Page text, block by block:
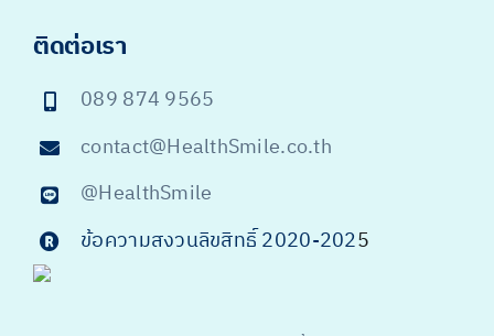
ติดต่อเรา
089 874 9565
contact@HealthSmile.co.th
@HealthSmile
ข้อความสงวนลิขสิทธิ์ 2020-2025